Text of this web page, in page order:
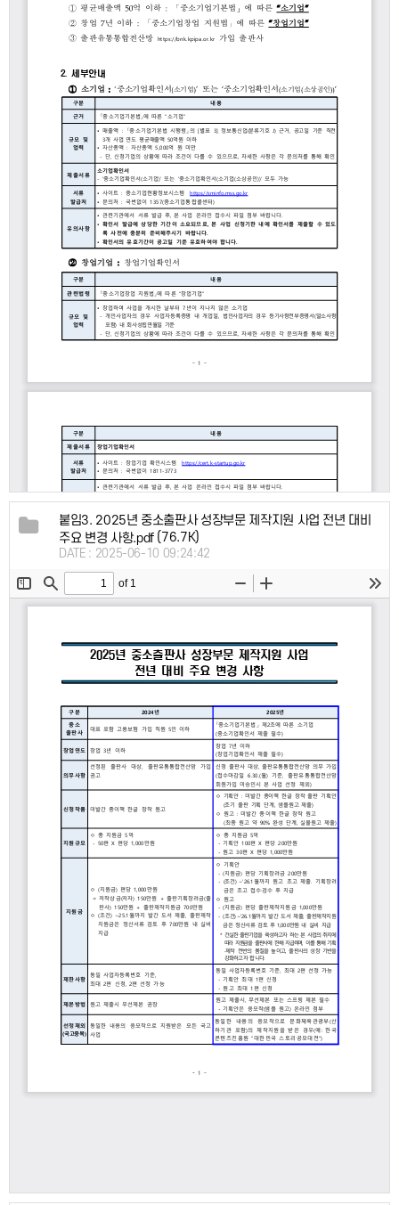
붙임3. 2025년 중소출판사 성장부문 제작지원 사업 전년 대비
주요 변경 사항.pdf(76.7K)
DATE : 2025-06-10 09:24:42